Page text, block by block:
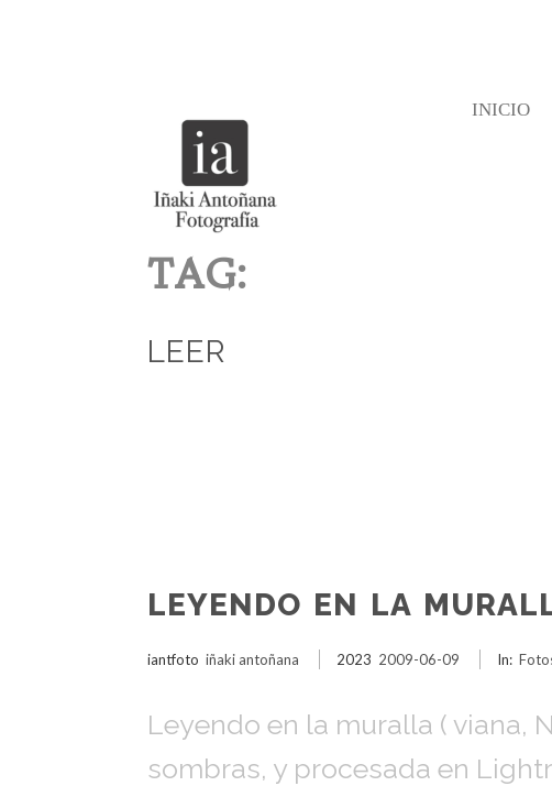
INICIO
TAG:
LEER
LEYENDO EN LA
iantfoto iñaki antoñana 2023 2009-06-09 In:
Leyendo en la muralla ( viana,
sombras, y procesada en